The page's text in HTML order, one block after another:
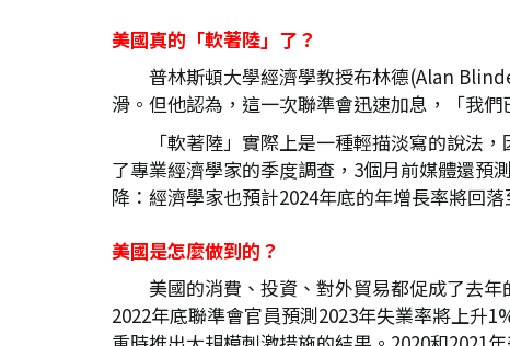
美國真的「軟著陸」了？
普林斯頓大學經濟學教授布林德(Alan
滑。但他認為，這一次聯準會迅速加息，「我們
「軟著陸」實際上是一種輕描淡寫的說法
了專業經濟學家的季度調查，3個月前媒體還預
降：經濟學家也預計2024年底的年增長率將回
美國是怎麼做到的？
美國的消費、投資、對外貿易都促成了去
2022年底聯準會官員預測2023年失業率將上升